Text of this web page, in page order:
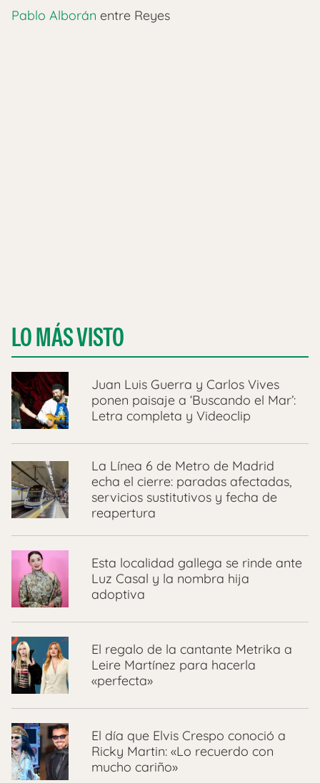
Pablo Alborán entre Reyes
LO MÁS VISTO
Juan Luis Guerra y Carlos Vives
ponen paisaje a ‘Buscando el Mar’:
Letra completa y Videoclip
La Línea 6 de Metro de Madrid
echa el cierre: paradas afectadas,
servicios sustitutivos y fecha de
reapertura
Esta localidad gallega se rinde ante
Luz Casal y la nombra hija
adoptiva
El regalo de la cantante Metrika a
Leire Martínez para hacerla
«perfecta»
El día que Elvis Crespo conoció a
Ricky Martin: «Lo recuerdo con
mucho cariño»